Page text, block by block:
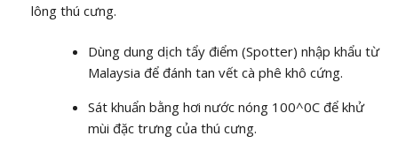
lông thú cưng.
Dùng dung dịch tẩy điểm (Spotter) nhập khẩu từ
Malaysia để đánh tan vết cà phê khô cứng.
Sát khuẩn bằng hơi nước nóng 100^0C để khử
mùi đặc trưng của thú cưng.